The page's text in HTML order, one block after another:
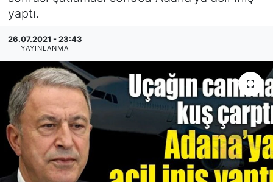
yaptı.
26.07.2021 - 23:43
YAYINLANMA
EKONOMİ
SİYASET
SAĞLIK
Haber Arşivi